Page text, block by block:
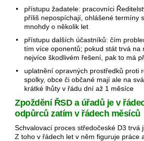
• přístupu žadatele: pracovníci
příliš nepospíchají, ohlášené termíny
mnohdy o několik let
• přístupu dalších účastníků: čím
tím více oponentů; pokud stát trvá na
nejvíce škodlivém řešení, pak to má
• uplatnění opravných prostředků proti
spolky, obce či občané mají ale na
krátké lhůty v řádu dní až 1 měsíce
Zpoždění ŘSD a úřadů je v
odpůrců zatím v řádech měsíců
Schvalovací proces středočeské D3 trvá
Z toho v řádech let v něm figuruje práce